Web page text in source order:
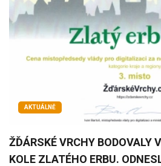
AKTUÁLNĚ
ŽĎÁRSKÉ VRCHY BODOVALY
KOLE ZLATÉHO ERBU.